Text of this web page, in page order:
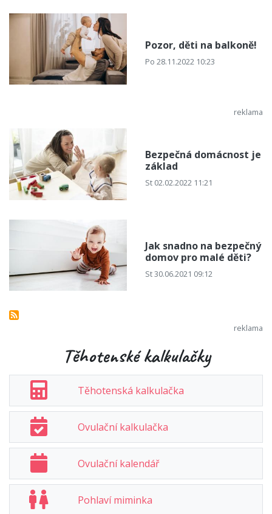
Pozor, děti na balkoně!
Po 28.11.2022 10:23
Bezpečná domácnost je
základ
St 02.02.2022 11:21
Jak snadno na bezpečný
domov pro malé děti?
St 30.06.2021 09:12
Těhotenské kalkulačky
Těhotenská kalkulačka
Ovulační kalkulačka
Ovulační kalendář
Pohlaví miminka